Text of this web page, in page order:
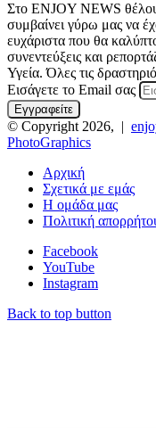
Στο ENJOY NEWS
συμβαίνει γύρω μας να
ευχάριστα που θα
συνεντεύξεις και
Υγεία. Όλες τις
Εισάγετε το Email σας
© Copyright 2026, |
PhotoGraphics
Αρχική
Σχετικά με εμάς
Η ομάδα μας
Πολιτική
Facebook
YouTube
Instagram
Back to top button